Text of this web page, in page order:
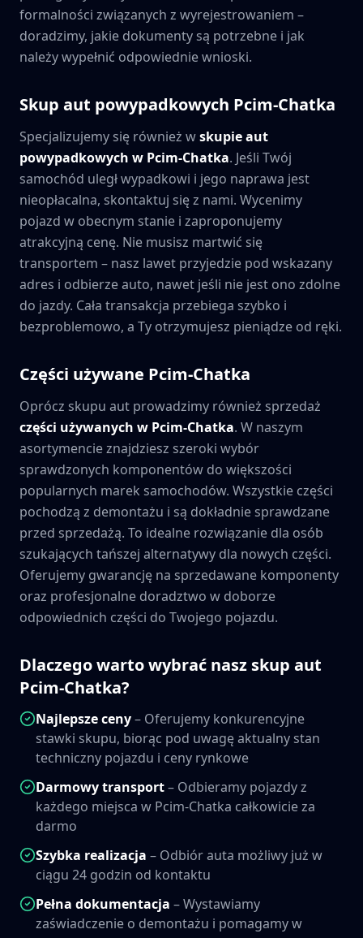
formalności związanych z wyrejestrowaniem –
doradzimy, jakie dokumenty są potrzebne i jak
należy wypełnić odpowiednie wnioski.
Skup aut powypadkowych Pcim-Chatka
Specjalizujemy się również wskupie aut
powypadkowych w Pcim-Chatka. Jeśli Twój
samochód uległ wypadkowi i jego naprawa jest
nieopłacalna, skontaktuj się z nami. Wycenimy
pojazd w obecnym stanie i zaproponujemy
atrakcyjną cenę. Nie musisz martwić się
transportem – nasz lawet przyjedzie pod wskazany
adres i odbierze auto, nawet jeśli nie jest ono zdolne
do jazdy. Cała transakcja przebiega szybko i
bezproblemowo, a Ty otrzymujesz pieniądze od ręki.
Części używane Pcim-Chatka
Oprócz skupu aut prowadzimy również sprzedaż
części używanych w Pcim-Chatka. W naszym
asortymencie znajdziesz szeroki wybór
sprawdzonych komponentów do większości
popularnych marek samochodów. Wszystkie części
pochodzą z demontażu i są dokładnie sprawdzane
przed sprzedażą. To idealne rozwiązanie dla osób
szukających tańszej alternatywy dla nowych części.
Oferujemy gwarancję na sprzedawane komponenty
oraz profesjonalne doradztwo w doborze
odpowiednich części do Twojego pojazdu.
Dlaczego warto wybrać nasz skup aut
Pcim-Chatka?
Najlepsze ceny– Oferujemy konkurencyjne
stawki skupu, biorąc pod uwagę aktualny stan
techniczny pojazdu i ceny rynkowe
Darmowy transport– Odbieramy pojazdy z
każdego miejsca w Pcim-Chatka całkowicie za
darmo
Szybka realizacja – Odbiór auta możliwy już w
ciągu 24 godzin od kontaktu
Pełna dokumentacja – Wystawiamy
zaświadczenie o demontażu i pomagamy w